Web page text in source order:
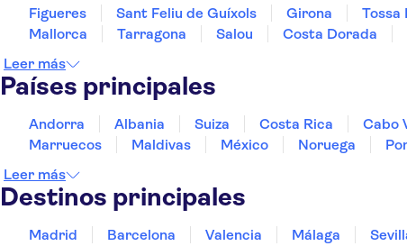
Figueres Sant Feliu de Guíxols Girona Tossa
Mallorca
Tarragona Salou Costa Dorada
Leer más
Países principales
Andorra Albania Suiza Costa Rica Cabo
Marruecos
Maldivas México Noruega
Leer más
Destinos principales
Madrid Barcelona Valencia Málaga